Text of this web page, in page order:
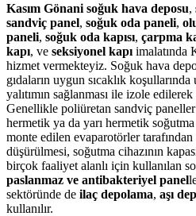
Kasım Gönani soğuk hava deposu,
sandviç panel, soğuk oda paneli,
paneli, soğuk oda kapısı, çarpma
kapı, ve seksiyonel kapı imalatında
hizmet vermekteyiz. Soğuk hava
gıdaların uygun sıcaklık
yalıtımın sağlanması ile izole
Genellikle poliüretan sandviç
hermetik ya da yarı hermetik
monte edilen evaparotörler tarafından
düşürülmesi, soğutma cihazının
birçok faaliyet alanlı için kullanılan
paslanmaz ve antibakteriyel panel
sektöründe de ilaç depolama, aşı
kullanılır.